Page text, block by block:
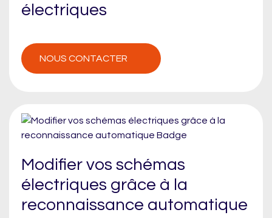
électriques
NOUS CONTACTER
Modifier vos schémas
électriques grâce à la
reconnaissance automatique